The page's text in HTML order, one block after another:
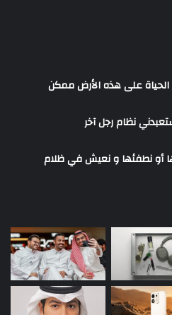
الحياة على هذه الأرض ممكن
نظام رجل آخر
أو نطفئها و نعيش في ظلام